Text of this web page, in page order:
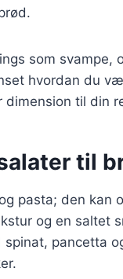
som svampe,
hvordan du
til din
til
pasta; den kan
og en saltet
pancetta